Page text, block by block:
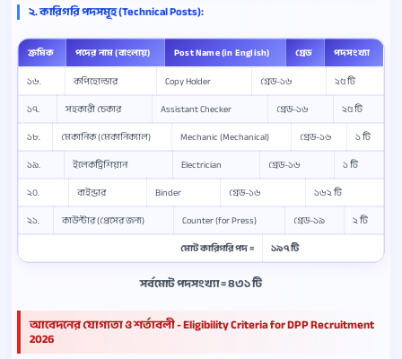
২. কারিগরি পদসমূহ (Technical Posts):
ক্রমিক পদের নাম (বাংলায়) Post Name (in English) গ্রেড
পদসংখ্যা
১৬.
কপিহোল্ডার Copy Holder গ্রেড-১৬
২৫ টি
১৭.
সহকারী চেকার Assistant Checker গ্রেড-১৬
২৫ টি
১৮.
মেকানিক (মেকানিক্যাল) Mechanic (Mechanical) গ্রেড-১৬
১ টি
১৯.
ইলেকট্রিশিয়ান Electrician গ্রেড-১৬
১ টি
২০.
বাইন্ডার Binder গ্রেড-১৬
১৬২ টি
২১.
কাউন্টার (প্রেসের জন্য) Counter (for Press) গ্রেড-১৯
২ টি
মোট কারিগরি পদ =
১৯৭ টি
সর্বমোট পদসংখ্যা = ৪৩১ টি
আবেদনের যোগ্যতা ও শর্তাবলী - Eligibility Criteria for DPP Recruitment
2026